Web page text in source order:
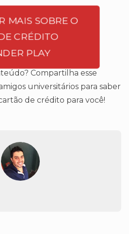
MAIS SOBRE O
CRÉDITO
PLAY
Compartilha esse
universitários para saber
de crédito para você!